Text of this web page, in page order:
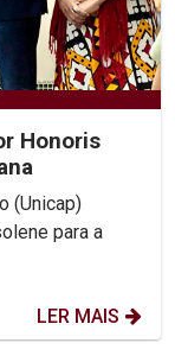
Honoris
(Unicap)
para a
LER MAIS